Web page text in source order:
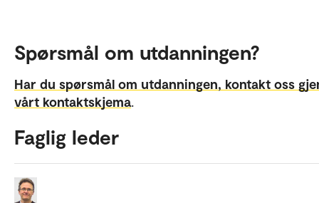
Spørsmål om utdanningen?
Har du spørsmål om utdanningen, kontakt oss
vårt kontaktskjema.
Faglig leder